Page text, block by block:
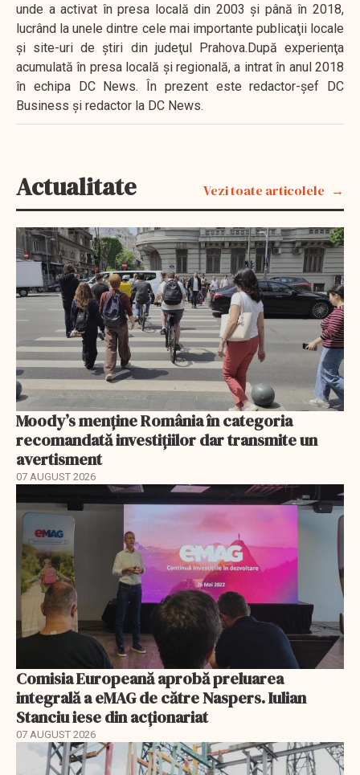
unde a activat în presa locală din 2003 şi până în 2018,
lucrând la unele dintre cele mai importante publicaţii locale
şi site-uri de ştiri din judeţul Prahova.După experienţa
acumulată în presa locală şi regională, a intrat în anul 2018
în echipa DC News. În prezent este redactor-şef DC
Business şi redactor la DC News.
Actualitate Vezi toate articolele
Moody’s menține România în categoria
recomandată investițiilor dar transmite un
avertisment
07 AUGUST 2026
Comisia Europeană aprobă preluarea
integrală a eMAG de către Naspers. Iulian
Stanciu iese din acționariat
07 AUGUST 2026